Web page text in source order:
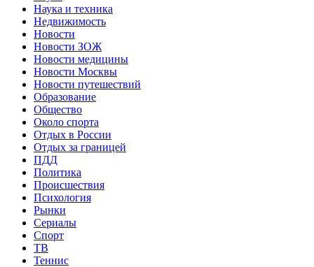
Наука и техника
Недвижимость
Новости
Новости ЗОЖ
Новости медицины
Новости Москвы
Новости путешествий
Образование
Общество
Около спорта
Отдых в России
Отдых за границей
ПДД
Политика
Происшествия
Психология
Рынки
Сериалы
Спорт
ТВ
Теннис